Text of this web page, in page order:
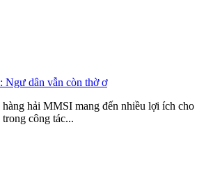
dân vẫn còn thờ ơ
hải MMSI mang đến nhiều lợi ích cho
công tác...